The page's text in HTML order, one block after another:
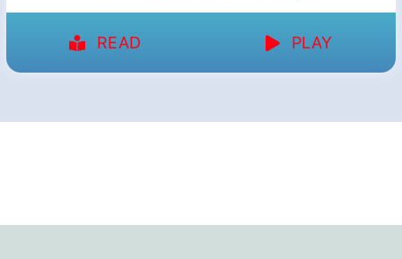
READ PLAY